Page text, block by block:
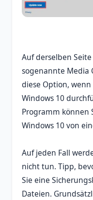
Auf derselben
sogenannte Media
diese Option,
Windows 10
Programm können
Windows 10 von
Auf jeden Fall
nicht tun. Tipp,
Sie eine
Dateien.